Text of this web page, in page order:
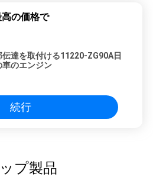
の価格で
伝達を取付ける11220-ZG90A日
車のエンジン
続行
プ製品